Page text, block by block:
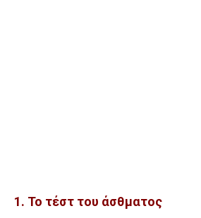
1. Το τέστ του άσθματος